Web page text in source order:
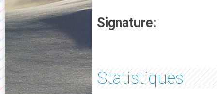
Signature:
Statistiques